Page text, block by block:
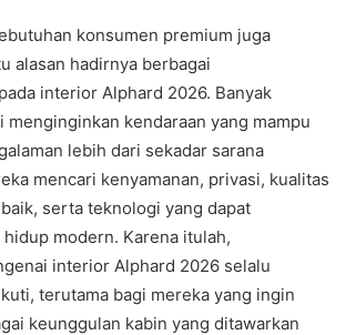
konsumen premium juga
alasan hadirnya berbagai
interior Alphard 2026. Banyak
menginginkan kendaraan yang mampu
lebih dari sekadar sarana
mencari kenyamanan, privasi, kualitas
serta teknologi yang dapat
modern. Karena itulah,
interior Alphard 2026 selalu
terutama bagi mereka yang ingin
keunggulan kabin yang ditawarkan